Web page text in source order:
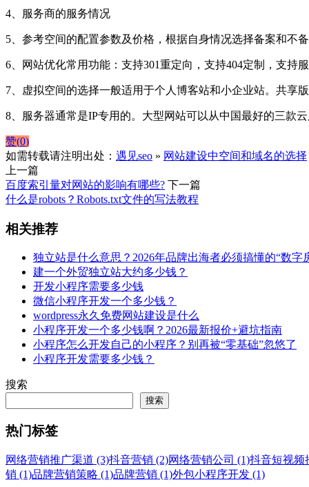
4、服务商的服务情况
5、参考空间的配置参数及价格，根据自身情况选择备案和不
6、网站优化常用功能：支持301重定向，支持404定制，支持
7、虚拟空间的选择一般适用于个人博客站和小企业站。共享
8、服务器通常是IP专用的。大型网站可以从中国最好的三款
赞(0)
如需转载请注明出处： 遇见seo » 网站建设中空间和域名的选择
上一篇
百度索引量对网站的影响有哪些? 下一篇
什么是robots？Robots.txt文件的写法教程
相关推荐
独立站是什么意思？2026年品牌出海者必须搞懂的“数字
建一个外贸独立站大约多少钱？
开发小程序需要多少钱
微信小程序开发一个多少钱？
wordpress永久免费网站建设是什么
小程序开发一个多少钱啊？2026最新报价+避坑指南
小程序怎么开发自己的小程序？别再被“零基础”忽悠了
小程序开发需要多少钱？
搜索
搜索
热门标签
网络营销推广渠道 (3)抖音营销 (2)网络营销公司 (1)抖音短视频
销 (1)品牌营销策略 (1)品牌营销 (1)外包小程序开发 (1)